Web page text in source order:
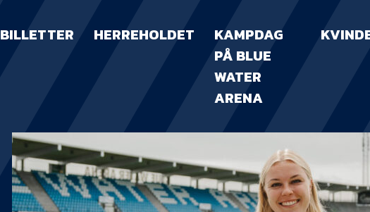
BILLETTER HERREHOLDET
KAMPDAG
PÅ BLUE
WATER
ARENA